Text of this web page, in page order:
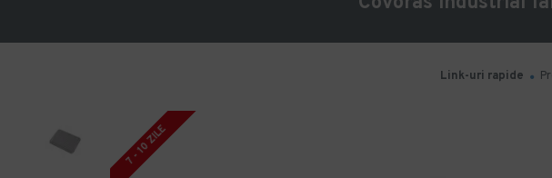
Link-uri rapide
7 - 10 ZILE